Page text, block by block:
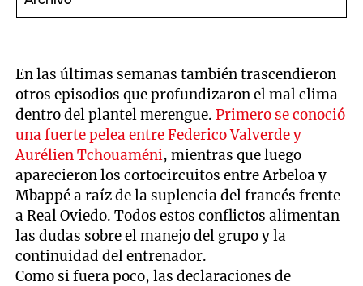
En las últimas semanas también trascendieron
otros episodios que profundizaron el mal clima
dentro del plantel merengue.Primero se conoció
una fuerte pelea entre Federico Valverde y
Aurélien Tchouaméni, mientras que luego
aparecieron los cortocircuitos entre Arbeloa y
Mbappé a raíz de la suplencia del francés frente
a Real Oviedo. Todos estos conflictos alimentan
las dudas sobre el manejo del grupo y la
continuidad del entrenador.
Como si fuera poco, las declaraciones de